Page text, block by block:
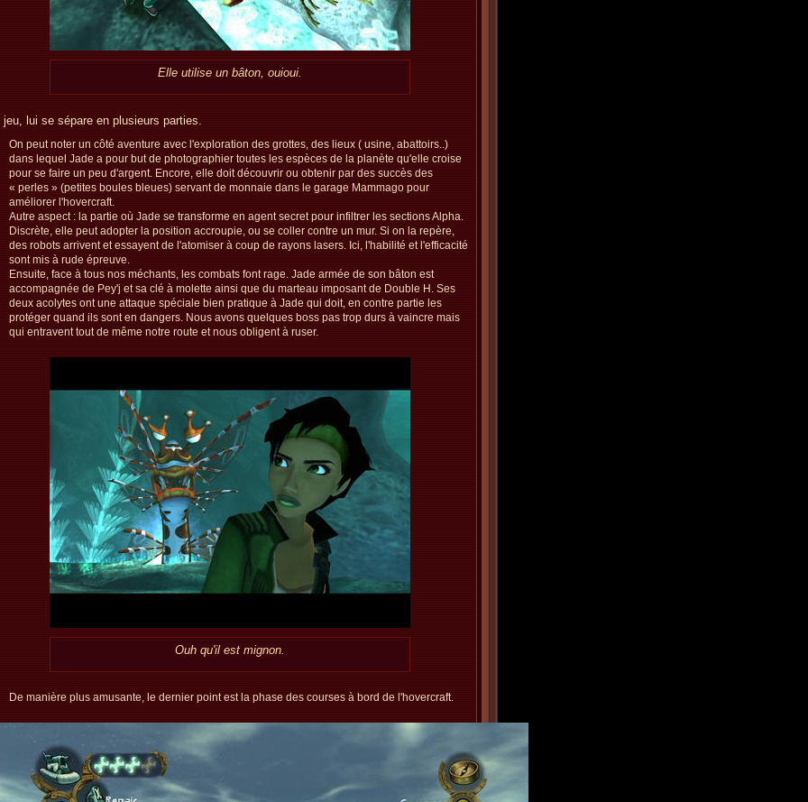
Elle utilise un bâton, ouioui.
jeu, lui se sépare en plusieurs parties.
On peut noter un côté aventure avec l'exploration des grottes, des lieux ( usine, abattoirs..)
dans lequel Jade a pour but de photographier toutes les espèces de la planète qu'elle croise
pour se faire un peu d'argent. Encore, elle doit découvrir ou obtenir par des succès des
« perles » (petites boules bleues) servant de monnaie dans le garage Mammago pour
améliorer l'hovercraft.
Autre aspect : la partie où Jade se transforme en agent secret pour infiltrer les sections Alpha.
Discrète, elle peut adopter la position accroupie, ou se coller contre un mur. Si on la repère,
des robots arrivent et essayent de l'atomiser à coup de rayons lasers. Ici, l'habilité et l'efficacité
sont mis à rude épreuve.
Ensuite, face à tous nos méchants, les combats font rage. Jade armée de son bâton est
accompagnée de Pey'j et sa clé à molette ainsi que du marteau imposant de Double H. Ses
deux acolytes ont une attaque spéciale bien pratique à Jade qui doit, en contre partie les
protéger quand ils sont en dangers. Nous avons quelques boss pas trop durs à vaincre mais
qui entravent tout de même notre route et nous obligent à ruser.
Ouh qu'il est mignon.
De manière plus amusante, le dernier point est la phase des courses à bord de l'hovercraft.